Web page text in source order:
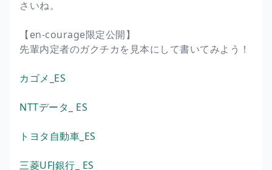
さいね。
【en-courage限定公開】
先輩内定者のガクチカを見本にして書いてみよう！
カゴメ_ES
NTTデータ_ ES
トヨタ自動車_ES
三菱UFJ銀行_ ES